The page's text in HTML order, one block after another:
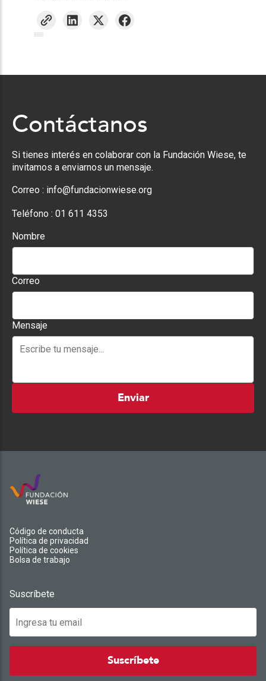
Contáctanos
Si tienes interés en colaborar con la Fundación Wiese, te
invitamos a enviarnos un mensaje.
Correo : info@fundacionwiese.org
Teléfono : 01 611 4353
Nombre
Correo
Mensaje
Enviar
Código de conducta
Política de privacidad
Política de cookies
Bolsa de trabajo
Suscríbete
Suscríbete